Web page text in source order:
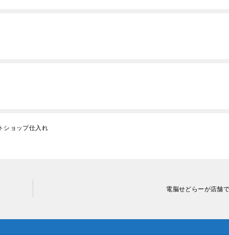
ショップ仕入れ
電脳せどらーが店舗